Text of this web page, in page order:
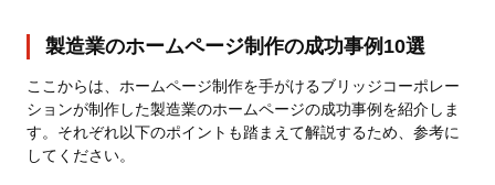
製造業のホームページ制作の成功事例10選
ここからは、ホームページ制作を手がけるブリッジコーポレー
ションが制作した製造業のホームページの成功事例を紹介しま
す。それぞれ以下のポイントも踏まえて解説するため、参考に
してください。